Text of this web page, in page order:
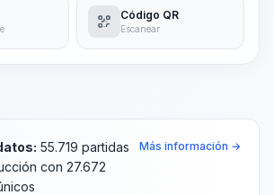
Código QR
Escanear
55.719 partidas
con 27.672
Más información →